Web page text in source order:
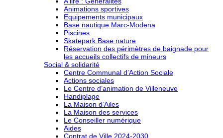
Animations sportives
Equipements municipaux
Base nautique Marc-Modena
Piscines
Skatepark Base nature
Réservation des périmètres de baignade pour
les accueils collectifs de mineurs
Social & solidarité
Centre Communal d’Action Sociale
Actions sociales
Le Centre d’animation de Villeneuve
Handiplage
La Maison d’Ailes
La Maison des services
Le Conseiller numérique
Aides
Contrat de Ville 2024-2030